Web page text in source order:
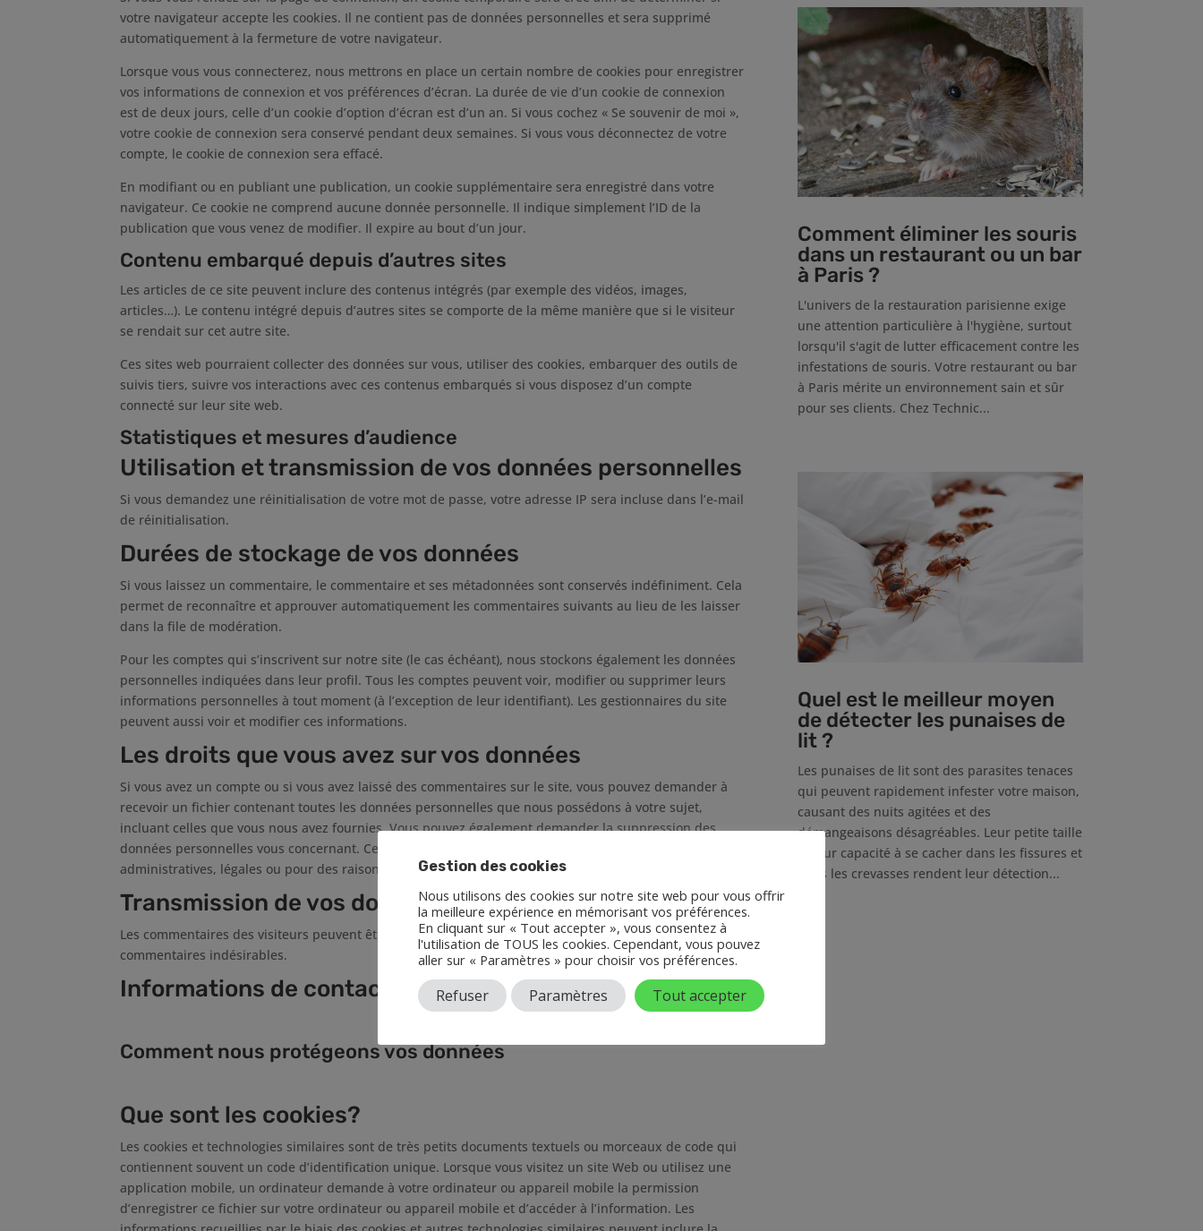
votre navigateur accepte les cookies. Il ne contient pas de données personnelles et sera supprimé
automatiquement à la fermeture de votre navigateur.
Lorsque vous vous connecterez, nous mettrons en place un certain nombre de cookies pour enregistrer
vos informations de connexion et vos préférences d’écran. La durée de vie d’un cookie de connexion
est de deux jours, celle d’un cookie d’option d’écran est d’un an. Si vous cochez « Se souvenir de moi »,
votre cookie de connexion sera conservé pendant deux semaines. Si vous vous déconnectez de votre
compte, le cookie de connexion sera effacé.
En modifiant ou en publiant une publication, un cookie supplémentaire sera enregistré dans votre
navigateur. Ce cookie ne comprend aucune donnée personnelle. Il indique simplement l’ID de la
publication que vous venez de modifier. Il expire au bout d’un jour.
Contenu embarqué depuis d’autres sites
Les articles de ce site peuvent inclure des contenus intégrés (par exemple des vidéos, images,
articles…). Le contenu intégré depuis d’autres sites se comporte de la même manière que si le visiteur
se rendait sur cet autre site.
Ces sites web pourraient collecter des données sur vous, utiliser des cookies, embarquer des outils de
suivis tiers, suivre vos interactions avec ces contenus embarqués si vous disposez d’un compte
connecté sur leur site web.
Statistiques et mesures d’audience
Utilisation et transmission de vos données personnelles
Si vous demandez une réinitialisation de votre mot de passe, votre adresse IP sera incluse dans l’e-mail
de réinitialisation.
Durées de stockage de vos données
Si vous laissez un commentaire, le commentaire et ses métadonnées sont conservés indéfiniment. Cela
permet de reconnaître et approuver automatiquement les commentaires suivants au lieu de les laisser
dans la file de modération.
Pour les comptes qui s’inscrivent sur notre site (le cas échéant), nous stockons également les données
personnelles indiquées dans leur profil. Tous les comptes peuvent voir, modifier ou supprimer leurs
informations personnelles à tout moment (à l’exception de leur identifiant). Les gestionnaires du site
peuvent aussi voir et modifier ces informations.
Les droits que vous avez sur vos données
Si vous avez un compte ou si vous avez laissé des commentaires sur le site, vous pouvez demander à
recevoir un fichier contenant toutes les données personnelles que nous possédons à votre sujet,
incluant celles que vous nous avez fournies. Vous pouvez également demander la suppression des
données personnelles vous concernant. Cela ne prend pas en compte les données stockées à des fins
administratives, légales ou pour des raisons de sécurité.
Transmission de vos données personnelles
Les commentaires des visiteurs peuvent être vérifiés à l’aide d’un service automatisé de détection des
commentaires indésirables.
Informations de contact
Comment nous protégeons vos données
Que sont les cookies?
Les cookies et technologies similaires sont de très petits documents textuels ou morceaux de code qui
contiennent souvent un code d’identification unique. Lorsque vous visitez un site Web ou utilisez une
application mobile, un ordinateur demande à votre ordinateur ou appareil mobile la permission
d’enregistrer ce fichier sur votre ordinateur ou appareil mobile et d’accéder à l’information. Les
Comment éliminer les souris
dans un restaurant ou un bar
à Paris ?
L'univers de la restauration parisienne exige
une attention particulière à l'hygiène, surtout
lorsqu'il s'agit de lutter efficacement contre les
infestations de souris. Votre restaurant ou bar
à Paris mérite un environnement sain et sûr
pour ses clients. Chez Technic...
Quel est le meilleur moyen
de détecter les punaises de
lit ?
Les punaises de lit sont des parasites tenaces
qui peuvent rapidement infester votre maison,
causant des nuits agitées et des
démangeaisons désagréables. Leur petite taille
et leur capacité à se cacher dans les fissures et
dans les crevasses rendent leur détection...
Gestion des cookies
Nous utilisons des cookies sur notre site web pour vous offrir
la meilleure expérience en mémorisant vos préférences.
En cliquant sur « Tout accepter », vous consentez à
l'utilisation de TOUS les cookies. Cependant, vous pouvez
aller sur « Paramètres » pour choisir vos préférences.
Refuser Paramètres Tout accepter